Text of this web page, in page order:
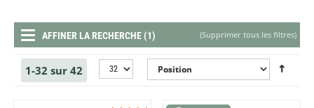
(Supprimer tous les filtres)
AFFINER LA RECHERCHE (1)
1-32 sur 42